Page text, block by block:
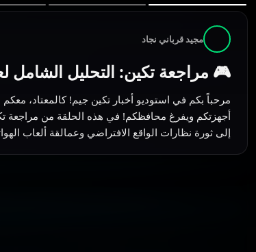
مجيد قرباني نجاد
🎮 مراجعة تكين: التحليل الشامل
إلى ثورة نظارات الواقع الافتراضي وعمالقة ألعاب